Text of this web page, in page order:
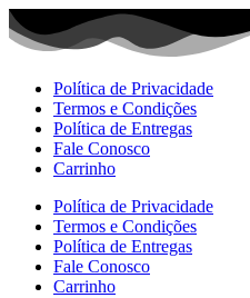
Ir
para
Política de Privacidade
Termos e Condições
Política de Entregas
Fale Conosco
Carrinho
Política de Privacidade
Termos e Condições
Política de Entregas
Fale Conosco
Carrinho